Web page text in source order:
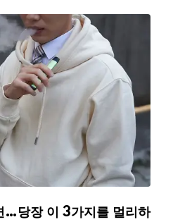
…당장 이 3가지를 멀리하